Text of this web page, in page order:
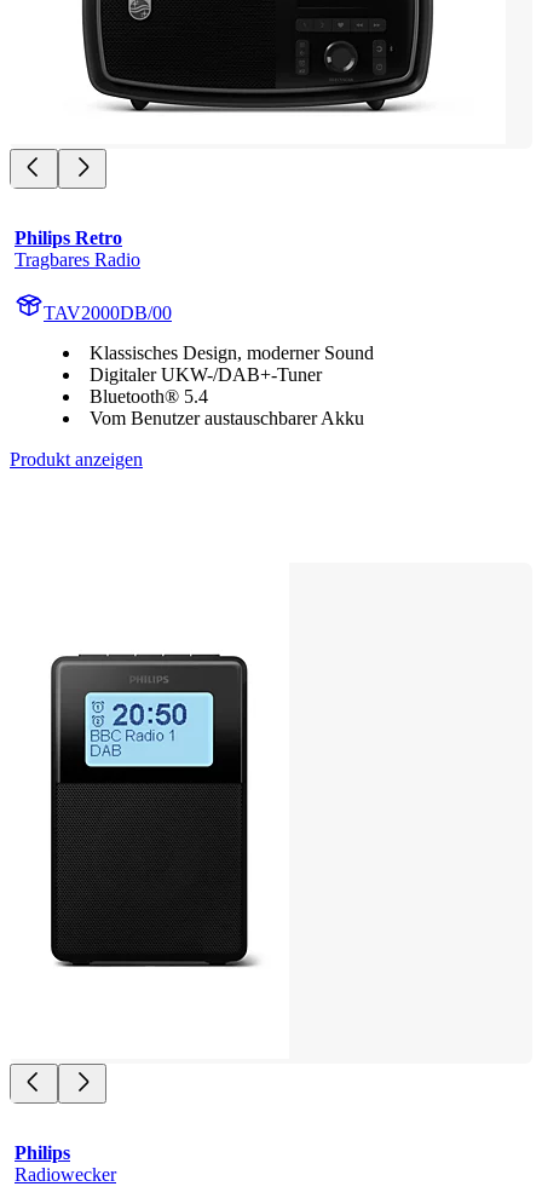
Philips Retro
Tragbares Radio
TAV2000DB/00
Klassisches Design, moderner Sound
Digitaler UKW-/DAB+-Tuner
Bluetooth® 5.4
Vom Benutzer austauschbarer Akku
Produkt anzeigen
Philips
Radiowecker